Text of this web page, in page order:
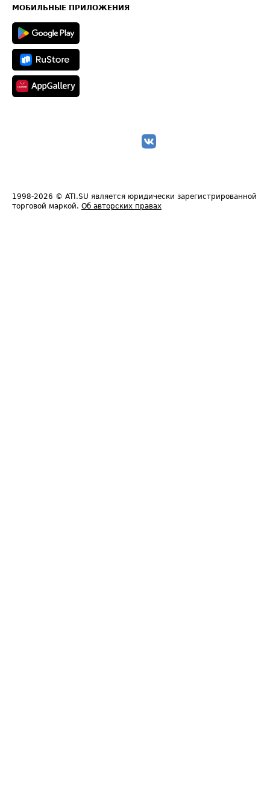
Техническая информация
МОБИЛЬНЫЕ ПРИЛОЖЕНИЯ
1998-2026 © ATI.SU является юридически зарегистрированной
торговой маркой. Об авторских правах